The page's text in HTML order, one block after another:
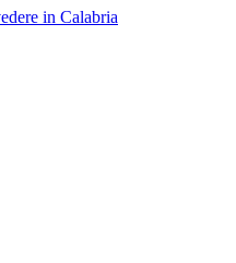
in Calabria